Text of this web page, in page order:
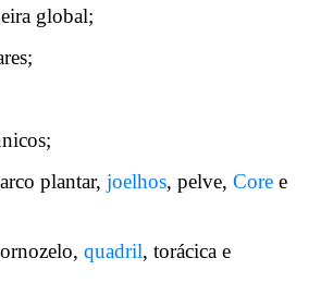
global;
plantar, joelhos, pelve, Core e
quadril, torácica e